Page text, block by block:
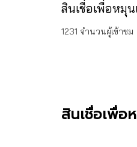
สินเชื่อเพื่อหมุ
1231 จำนวนผู้เข้าชม
สินเชื่อเพื่อ